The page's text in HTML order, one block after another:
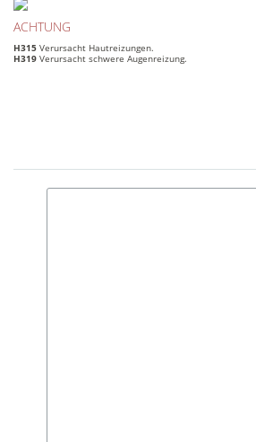
ACHTUNG
H315 Verursacht Hautreizungen.
H319 Verursacht schwere Augenreizung.